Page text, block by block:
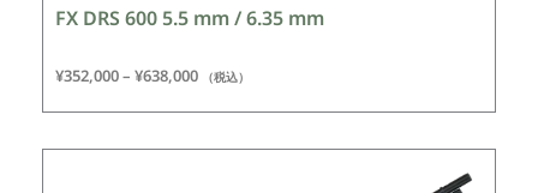
FX DRS 600 5.5 mm / 6.35 mm
¥352,000– ¥638,000 （税込）